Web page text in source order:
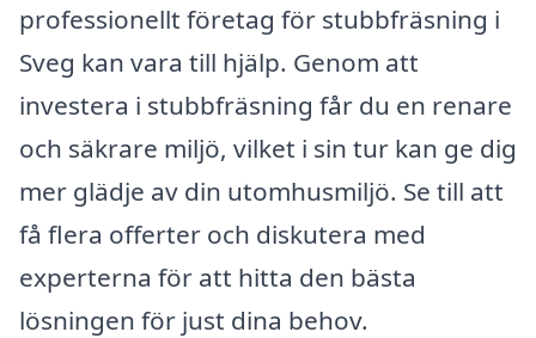
professionellt företag för stubbfräsning i
Sveg kan vara till hjälp. Genom att
investera i stubbfräsning får du en renare
och säkrare miljö, vilket i sin tur kan ge dig
mer glädje av din utomhusmiljö. Se till att
få flera offerter och diskutera med
experterna för att hitta den bästa
lösningen för just dina behov.